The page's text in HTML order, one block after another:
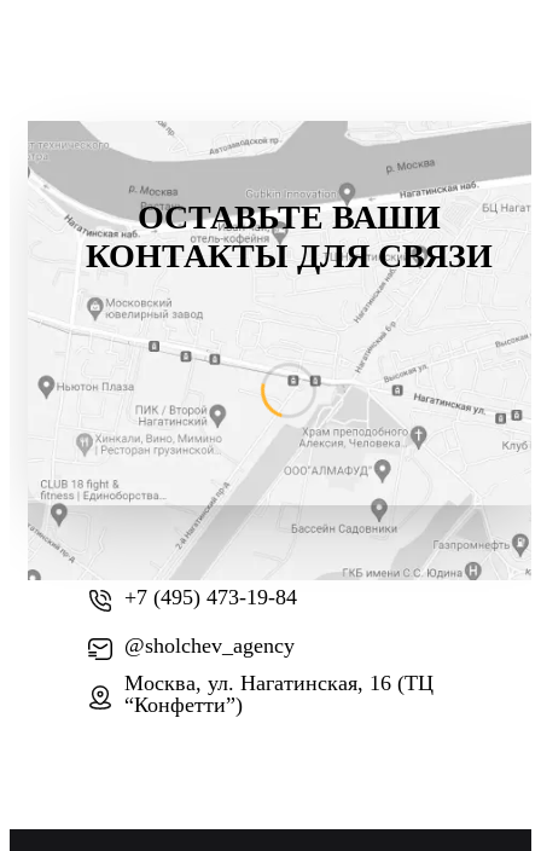
ОСТАВЬТЕ ВАШИ
КОНТАКТЫ ДЛЯ СВЯЗИ
+7 (800) 777-61-74
+7 (495) 473-19-84
@sholchev_agency
Москва, ул. Нагатинская, 16 (ТЦ
“Конфетти”)